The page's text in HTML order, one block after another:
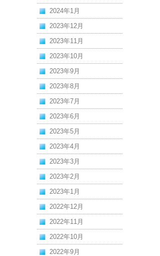
2024年1月
2023年12月
2023年11月
2023年10月
2023年9月
2023年8月
2023年7月
2023年6月
2023年5月
2023年4月
2023年3月
2023年2月
2023年1月
2022年12月
2022年11月
2022年10月
2022年9月